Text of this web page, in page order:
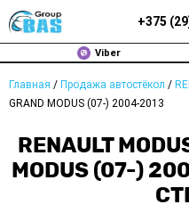
+375 (29
Viber
Главная / Продажа автостёкол /
GRAND MODUS (07-) 2004-2013
RENAULT
MODUS (07-)
ЗАМЕНА АВТОСТЕКОЛ В
ПРОДАЖА АВТОСТЁКОЛ
РЕМОНТ